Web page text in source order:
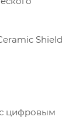
Shield
цифровым